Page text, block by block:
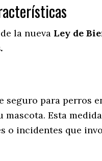
la nueva Ley de
para perros
mascota. Esta
o incidentes que